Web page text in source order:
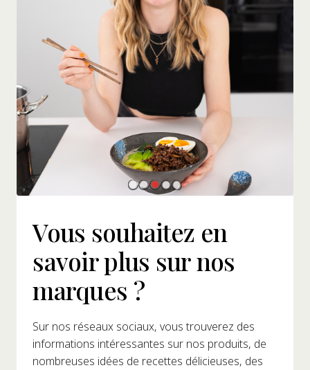
Vous souhaitez en
savoir plus sur nos
marques ?
Sur nos réseaux sociaux, vous trouverez des
informations intéressantes sur nos produits, de
nombreuses idées de recettes délicieuses, des